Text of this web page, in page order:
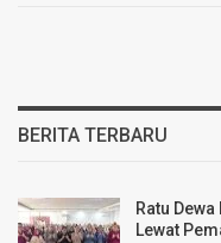
BERITA TERBARU
Ratu
Lewat